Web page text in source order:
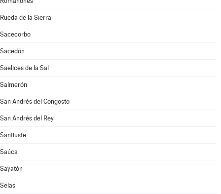
Rueda de la Sierra
Sacecorbo
Sacedón
Saelices de la Sal
Salmerón
San Andrés del Congosto
San Andrés del Rey
Santiuste
Saúca
Sayatón
Selas